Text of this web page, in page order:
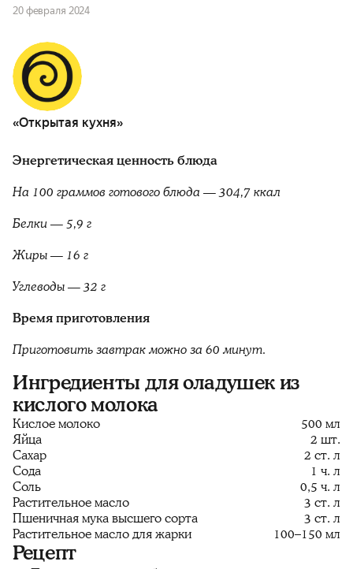
20 февраля 2024
«Открытая кухня»
Энергетическая ценность блюда
На 100 граммов готового блюда — 304,7 ккал
Белки — 5,9 г
Жиры — 16 г
Углеводы — 32 г
Время приготовления
Приготовить завтрак можно за 60 минут.
Ингредиенты для оладушек из
кислого молока
Кислое молоко
500 мл
Яйца
2 шт.
Сахар
2 ст. л
Сода
1 ч. л
Соль
0,5 ч. л
Растительное масло
3 ст. л
Пшеничная мука высшего сорта
3 ст. л
Растительное масло для жарки
100–150 мл
Рецепт